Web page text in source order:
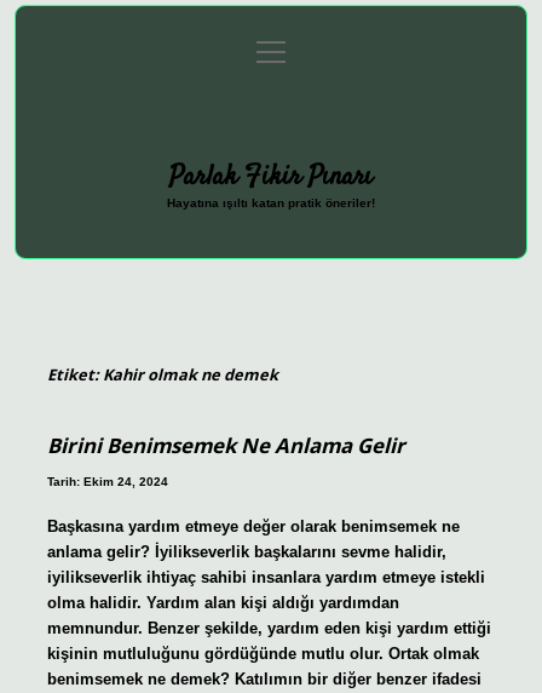
Gizlilik Politikası
menüyü
aç
Parlak Fikir Pınarı
Hayatına ışıltı katan pratik öneriler!
Etiket:Kahir olmak ne demek
Birini Benimsemek Ne Anlama Gelir
Tarih: Ekim 24, 2024
Başkasına yardım etmeye değer olarak benimsemek ne
anlama gelir? İyilikseverlik başkalarını sevme halidir,
iyilikseverlik ihtiyaç sahibi insanlara yardım etmeye istekli
olma halidir. Yardım alan kişi aldığı yardımdan
memnundur. Benzer şekilde, yardım eden kişi yardım ettiği
kişinin mutluluğunu gördüğünde mutlu olur. Ortak olmak
benimsemek ne demek? Katılımın bir diğer benzer ifadesi